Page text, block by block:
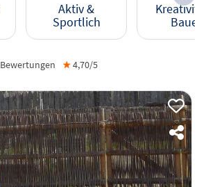
Aktiv &
Sportlich
Bauen
Bewertungen ★4,70/5